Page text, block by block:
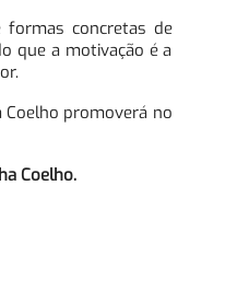
formas concretas de
que a motivação é a
Coelho promoverá no
Coelho.